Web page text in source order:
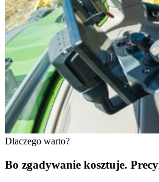
Dlaczego warto?
Bo zgadywanie kosztuje.